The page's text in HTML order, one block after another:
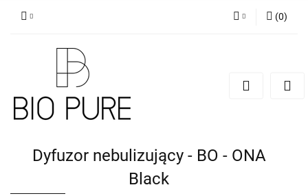
Dodaj zgłoszenie
(0)
Dyfuzor nebulizujący - BO - ONA
Black